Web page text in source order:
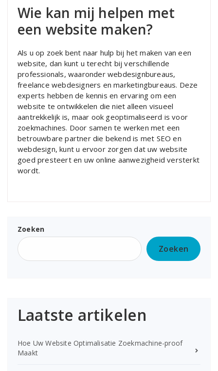
Wie kan mij helpen met
een website maken?
Als u op zoek bent naar hulp bij het maken van een
website, dan kunt u terecht bij verschillende
professionals, waaronder webdesignbureaus,
freelance webdesigners en marketingbureaus. Deze
experts hebben de kennis en ervaring om een
website te ontwikkelen die niet alleen visueel
aantrekkelijk is, maar ook geoptimaliseerd is voor
zoekmachines. Door samen te werken met een
betrouwbare partner die bekend is met SEO en
webdesign, kunt u ervoor zorgen dat uw website
goed presteert en uw online aanwezigheid versterkt
wordt.
Zoeken
Zoeken
Laatste artikelen
Hoe Uw Website Optimalisatie Zoekmachine-proof
Maakt